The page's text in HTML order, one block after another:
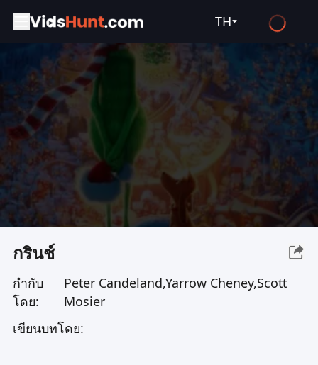
TH
Español
Français
Deutsch
Русский
日本語
Türkçe
กรินช์
กำกับ
โดย:
Peter Candeland,Yarrow Cheney,Scott
Mosier
เขียนบทโดย: